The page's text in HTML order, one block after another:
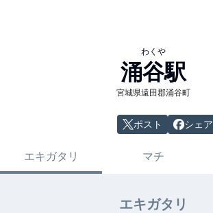
わくや
涌谷駅
宮城県遠田郡涌谷町
ポスト シェア
エキガタリ マチ
エキガタリ